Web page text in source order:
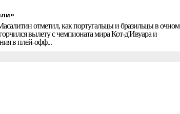
отметил, как португальцы и бразильцы в очном
вылету с чемпионата мира Кот-д'Ивуара и
в плей-офф...